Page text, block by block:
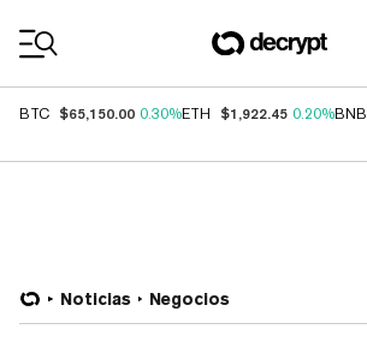
BTC $65,150.00 0.30%ETH $1,922.45 0.20%BNB
Noticias Negocios